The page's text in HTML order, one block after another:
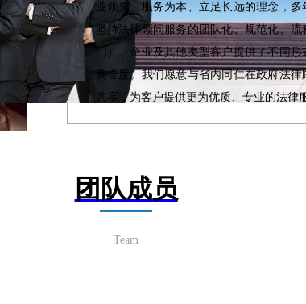
业领先、服务为本、立足长远的理念，
坚持法律顾问服务的团队化、规范化、
门）、企业及其他类型客户提供了不同
美誉度。我们愿意与省内同仁在政府法
共享，为客户提供更为优质、专业的法律
团队成员
Team